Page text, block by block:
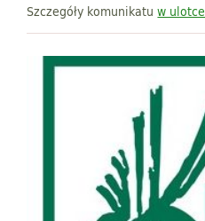
Szczegóły komunikatuw ulotce